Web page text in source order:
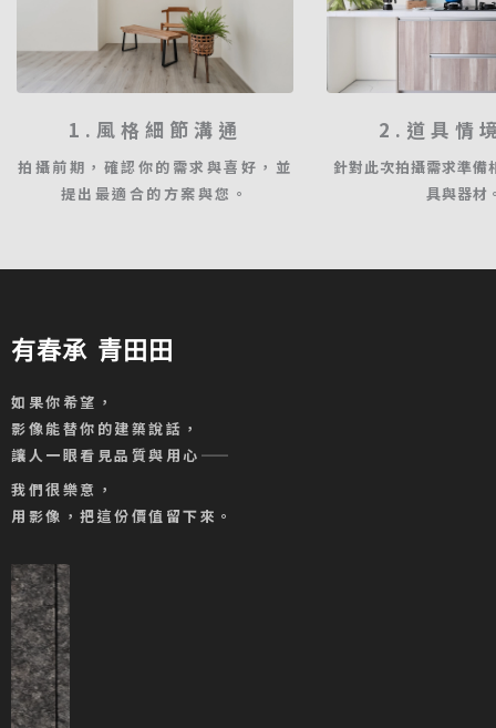
1.風格細節溝通
拍攝前期，確認你的需求與喜好，並
提出最適合的方案與您。
2.道具情
針對此次拍攝需求準備
具與器材
有春承 青田田
如果你希望，
影像能替你的建築說話，
讓人一眼看見品質與用心——
我們很樂意，
用影像，把這份價值留下來。